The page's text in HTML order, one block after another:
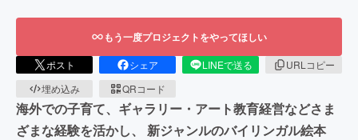
もう一度プロジェクトをやってほしい
ポスト シェア LINEで送る
URLコピー
埋め込み
QRコード
海外での子育て、ギャラリー・アート教育経営などさま
ざまな経験を活かし、 新ジャンルのバイリンガル絵本